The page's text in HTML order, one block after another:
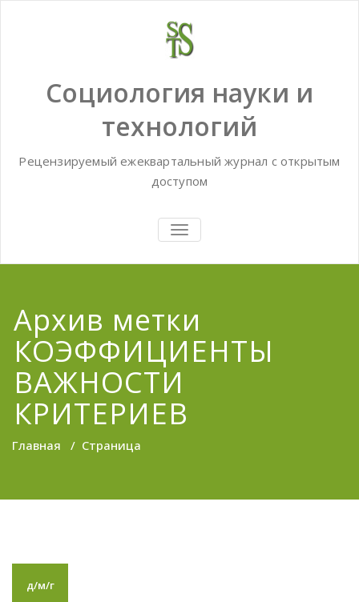
Социология науки и
технологий
Рецензируемый ежеквартальный журнал с открытым
доступом
TOGGLE
NAVIGATION
Архив метки
КОЭФФИЦИЕНТЫ
ВАЖНОСТИ
КРИТЕРИЕВ
Главная / Страница
д/м/г